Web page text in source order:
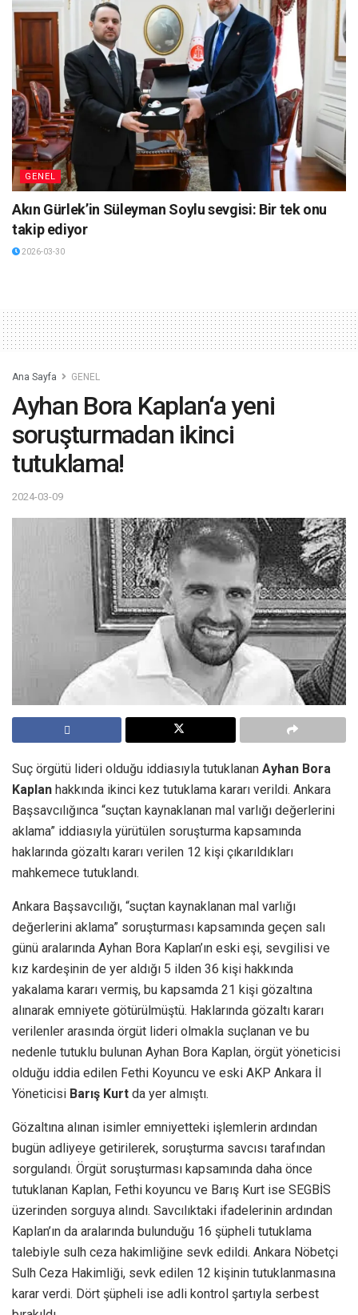
GENEL
Akın Gürlek’in Süleyman Soylu sevgisi: Bir tek onu
takip ediyor
2026-03-30
Ana Sayfa GENEL
Ayhan Bora Kaplan‘a yeni
soruşturmadan ikinci
tutuklama!
2024-03-09
Suç örgütü lideri olduğu iddiasıyla tutuklanan Ayhan Bora
Kaplan hakkında ikinci kez tutuklama kararı verildi. Ankara
Başsavcılığınca “suçtan kaynaklanan mal varlığı değerlerini
aklama” iddiasıyla yürütülen soruşturma kapsamında
haklarında gözaltı kararı verilen 12 kişi çıkarıldıkları
mahkemece tutuklandı.
Ankara Başsavcılığı, “suçtan kaynaklanan mal varlığı
değerlerini aklama” soruşturması kapsamında geçen salı
günü aralarında Ayhan Bora Kaplan’ın eski eşi, sevgilisi ve
kız kardeşinin de yer aldığı 5 ilden 36 kişi hakkında
yakalama kararı vermiş, bu kapsamda 21 kişi gözaltına
alınarak emniyete götürülmüştü. Haklarında gözaltı kararı
verilenler arasında örgüt lideri olmakla suçlanan ve bu
nedenle tutuklu bulunan Ayhan Bora Kaplan, örgüt yöneticisi
olduğu iddia edilen Fethi Koyuncu ve eski AKP Ankara İl
Yöneticisi Barış Kurt da yer almıştı.
Gözaltına alınan isimler emniyetteki işlemlerin ardından
bugün adliyeye getirilerek, soruşturma savcısı tarafından
sorgulandı. Örgüt soruşturması kapsamında daha önce
tutuklanan Kaplan, Fethi koyuncu ve Barış Kurt ise SEGBİS
üzerinden sorguya alındı. Savcılıktaki ifadelerinin ardından
Kaplan’ın da aralarında bulunduğu 16 şüpheli tutuklama
talebiyle sulh ceza hakimliğine sevk edildi. Ankara Nöbetçi
Sulh Ceza Hakimliği, sevk edilen 12 kişinin tutuklanmasına
karar verdi. Dört şüpheli ise adli kontrol şartıyla serbest